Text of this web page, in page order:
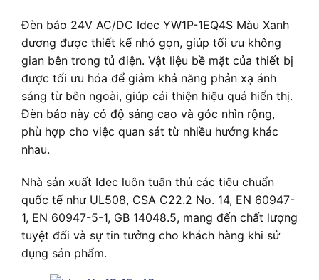
Đèn báo 24V AC/DC Idec YW1P-1EQ4S Màu Xanh
dương được thiết kế nhỏ gọn, giúp tối ưu không
gian bên trong tủ điện. Vật liệu bề mặt của thiết bị
được tối ưu hóa để giảm khả năng phản xạ ánh
sáng từ bên ngoài, giúp cải thiện hiệu quả hiển thị.
Đèn báo này có độ sáng cao và góc nhìn rộng,
phù hợp cho việc quan sát từ nhiều hướng khác
nhau.
Nhà sản xuất Idec luôn tuân thủ các tiêu chuẩn
quốc tế như UL508, CSA C22.2 No. 14, EN 60947-
1, EN 60947-5-1, GB 14048.5, mang đến chất lượng
tuyệt đối và sự tin tưởng cho khách hàng khi sử
dụng sản phẩm.